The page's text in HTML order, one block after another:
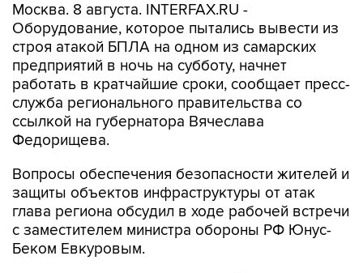
Москва. 8 августа. INTERFAX.RU -
Оборудование, которое пытались вывести из
строя атакой БПЛА на одном из самарских
предприятий в ночь на субботу, начнет
работать в кратчайшие сроки, сообщает пресс-
служба регионального правительства со
ссылкой на губернатора Вячеслава
Федорищева.
Вопросы обеспечения безопасности жителей и
защиты объектов инфраструктуры от атак
глава региона обсудил в ходе рабочей встречи
с заместителем министра обороны РФ Юнус-
Беком Евкуровым.